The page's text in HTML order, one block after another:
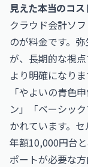
見えた本当のコス
クラウド会計ソ
のが料金です。
が、長期的な視
より明確になりま
「やよいの青色
ン」「ベーシッ
かれています。
年額10,000円台
ポートが必要な